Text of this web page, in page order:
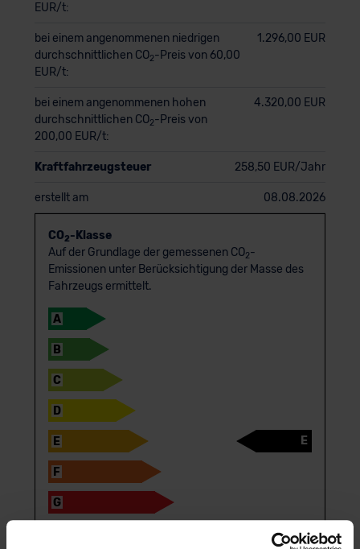
EUR/t:
bei einem angenommenen niedrigen
durchschnittlichen CO2-Preis von 60,00
EUR/t:
1.296,00 EUR
bei einem angenommenen hohen
durchschnittlichen CO2-Preis von
200,00 EUR/t:
4.320,00 EUR
Kraftfahrzeugsteuer 258,50 EUR/Jahr
erstellt am 08.08.2026
CO2-Klasse
Auf der Grundlage der gemessenen CO2-
Emissionen unter Berücksichtigung der Masse des
Fahrzeugs ermittelt.
A
B
C
D
E
F
G
E
Die Informationen erfolgen gemäß der Pkw-Energie­verbrauchs­